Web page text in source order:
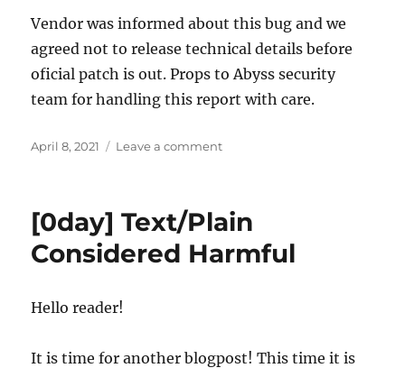
Vendor was informed about this bug and we
agreed not to release technical details before
oficial patch is out. Props to Abyss security
team for handling this report with care.
Posted
April 8, 2021 Leave a commenton
–
Web
[0day] Text/Plain
Considered Harmful
Hello reader!
It is time for another blogpost! This time it is